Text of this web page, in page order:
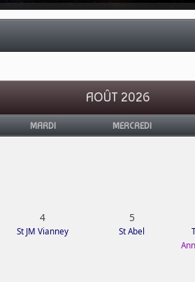
AOÛT 2026
MARDI MERCREDI
4
St JM Vianney
5
St Abel